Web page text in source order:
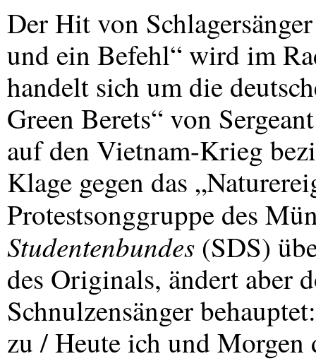
Der Hit von
und ein Befehl“ wird im
handelt sich um die
Green Berets“ von
auf den Vietnam-Krieg
Klage gegen das
Protestsonggruppe des
Studentenbundes (SDS)
des Originals, ändert aber
Schnulzensänger
zu / Heute ich und